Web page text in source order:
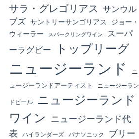
サラ・グレゴリアス
サンウル
ブズ サントリーサンゴリアス
ジョー・
ウィーラー
スパークリングワイン
スーパ
ーラグビー
トップリーグ
ニュージーランド
ニ
ュージーランドアーティスト
ニュージーラン
ドビール
ニュージーランド
ワイン
ニュージーランド代
表
ハイランダーズ パナソニック
ブリー